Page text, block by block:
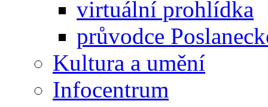
virtuální prohlídka
průvodce
Kultura a umění
Infocentrum